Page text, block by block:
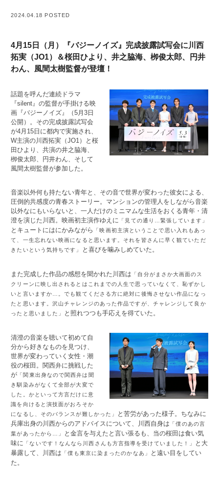
2024.04.18 POSTED
4月15日（月）『バジーノイズ』完成披露試写会に川西
拓実（JO1）＆桜田ひより、井之脇海、栁俊太郎、円井
わん、風間太樹監督が登壇！
話題を呼んだ連続ドラマ
『silent』の監督が手掛ける映
画『バジーノイズ』（5月3日
公開）。その完成披露試写会
が4月15日に都内で実施され、
W主演の川西拓実（JO1）と桜
田ひより、共演の井之脇海、
栁俊太郎、円井わん、そして
風間太樹監督が参加した。
音楽以外何も持たない青年と、その音で世界が変わった彼女による、
圧倒的共感度の青春ストーリー。マンションの管理人をしながら音楽
以外なにもいらないと、一人だけのミニマムな生活をおくる青年・清
澄を演じた川西。映画初主演作ゆえに 「見ての通り…緊張しています」
とキュートにはにかみながら
「映画初主演ということで思い入れもあっ
て、一生忘れない映画になると思います。それを皆さんに早く観ていただ
きたいという気持ちです」
と喜びを噛みしめていた。
また完成した作品の感想を聞かれた川西は 「自分がまさか大画面のス
クリーンに映し出されるとはこれまでの人生で思っていなくて、恥ずかし
いと言いますか…。でも観てくださる方に絶対に後悔させない作品になっ
たと思います。沢山チャレンジのあった作品ですが、チャレンジして良か
ったと思いました」
と照れつつも手応えを得ていた。
清澄の音楽を聴いて初めて自
分から好きなものを見つけ、
世界が変わっていく女性・潮
役の桜田。関西弁に挑戦した
が 「関東出身なので関西弁は聞
き馴染みがなくて全部が大変で
した。かといって方言だけに意
識を向けると演技面がおろそか
になるし、そのバランスが難しかった」
と苦労があった様子。ちなみに
兵庫出身の川西からのアドバイスについて、川西自身は 「僕のあの言
葉があったから…」
と金言を与えたと言い張るも、当の桜田は食い気
味に 「ないです！なんなら川西さんも方言指導を受けていました！」
と大
暴露して、川西は 「僕も東京に染まったのかなあ」
と遠い目をしてい
た。